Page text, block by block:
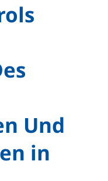
Und
in